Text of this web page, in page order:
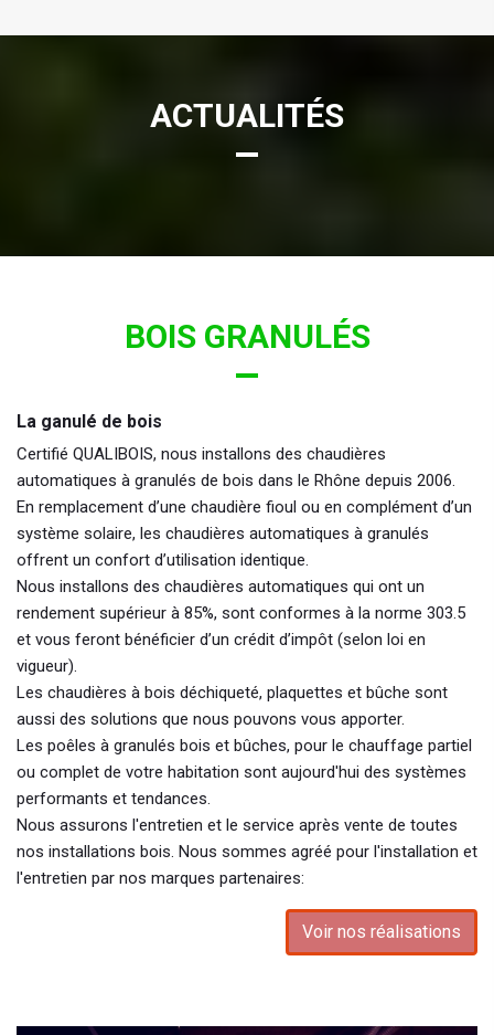
ACTUALITÉS
BOIS GRANULÉS
La ganulé de bois
Certifié QUALIBOIS, nous installons des chaudières
automatiques à granulés de bois dans le Rhône depuis 2006.
En remplacement d’une chaudière fioul ou en complément d’un
système solaire, les chaudières automatiques à granulés
offrent un confort d’utilisation identique.
Nous installons des chaudières automatiques qui ont un
rendement supérieur à 85%, sont conformes à la norme 303.5
et vous feront bénéficier d’un crédit d’impôt (selon loi en
vigueur).
Les chaudières à bois déchiqueté, plaquettes et bûche sont
aussi des solutions que nous pouvons vous apporter.
Les poêles à granulés bois et bûches, pour le chauffage partiel
ou complet de votre habitation sont aujourd'hui des systèmes
performants et tendances.
Nous assurons l'entretien et le service après vente de toutes
nos installations bois. Nous sommes agréé pour l'installation et
l'entretien par nos marques partenaires:
Voir nos réalisations